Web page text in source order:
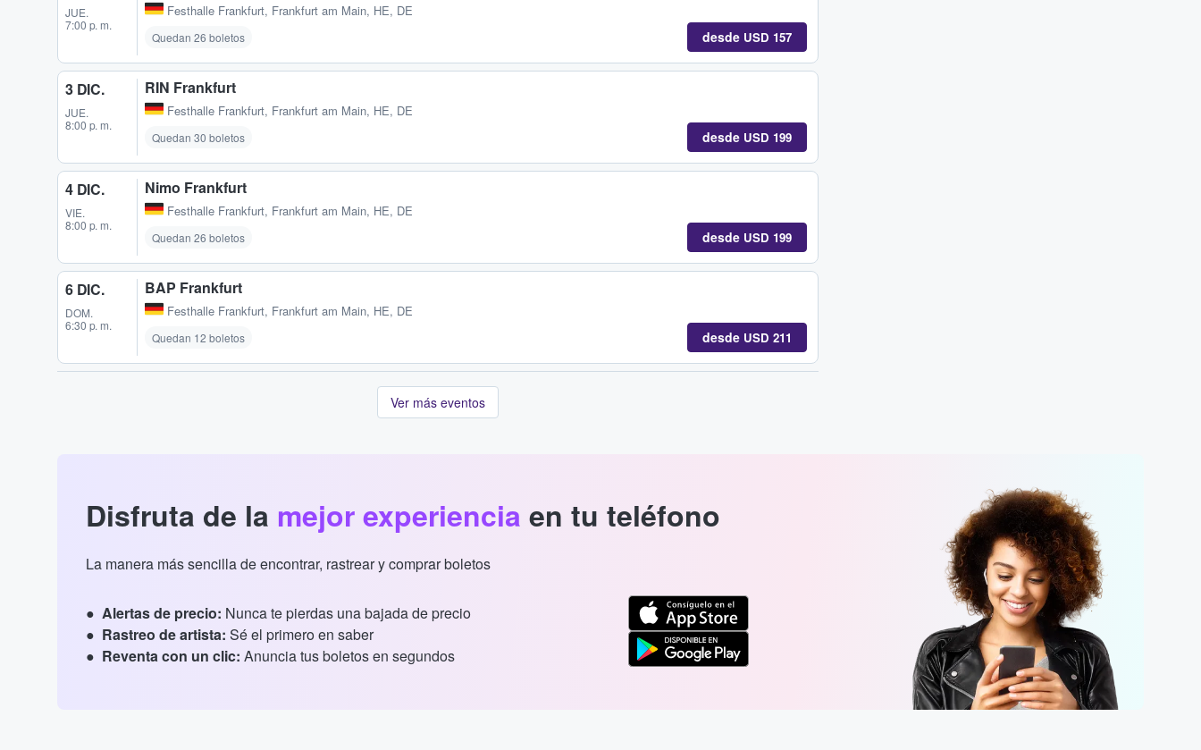
JUE.
7:00 p. m.
Festhalle Frankfurt, Frankfurt am Main, HE, DE
Quedan 26 boletos desde USD 157
3 DIC.
JUE.
8:00 p. m.
RIN Frankfurt
Festhalle Frankfurt, Frankfurt am Main, HE, DE
Quedan 30 boletos desde USD 199
4 DIC.
VIE.
8:00 p. m.
Nimo Frankfurt
Festhalle Frankfurt, Frankfurt am Main, HE, DE
Quedan 26 boletos desde USD 199
6 DIC.
DOM.
6:30 p. m.
BAP Frankfurt
Festhalle Frankfurt, Frankfurt am Main, HE, DE
Quedan 12 boletos desde USD 211
Ver más eventos
Disfruta de la mejor experiencia en tu teléfono
La manera más sencilla de encontrar, rastrear y comprar boletos
Alertas de precio: Nunca te pierdas una bajada de precio
Rastreo de artista: Sé el primero en saber
Reventa con un clic: Anuncia tus boletos en segundos